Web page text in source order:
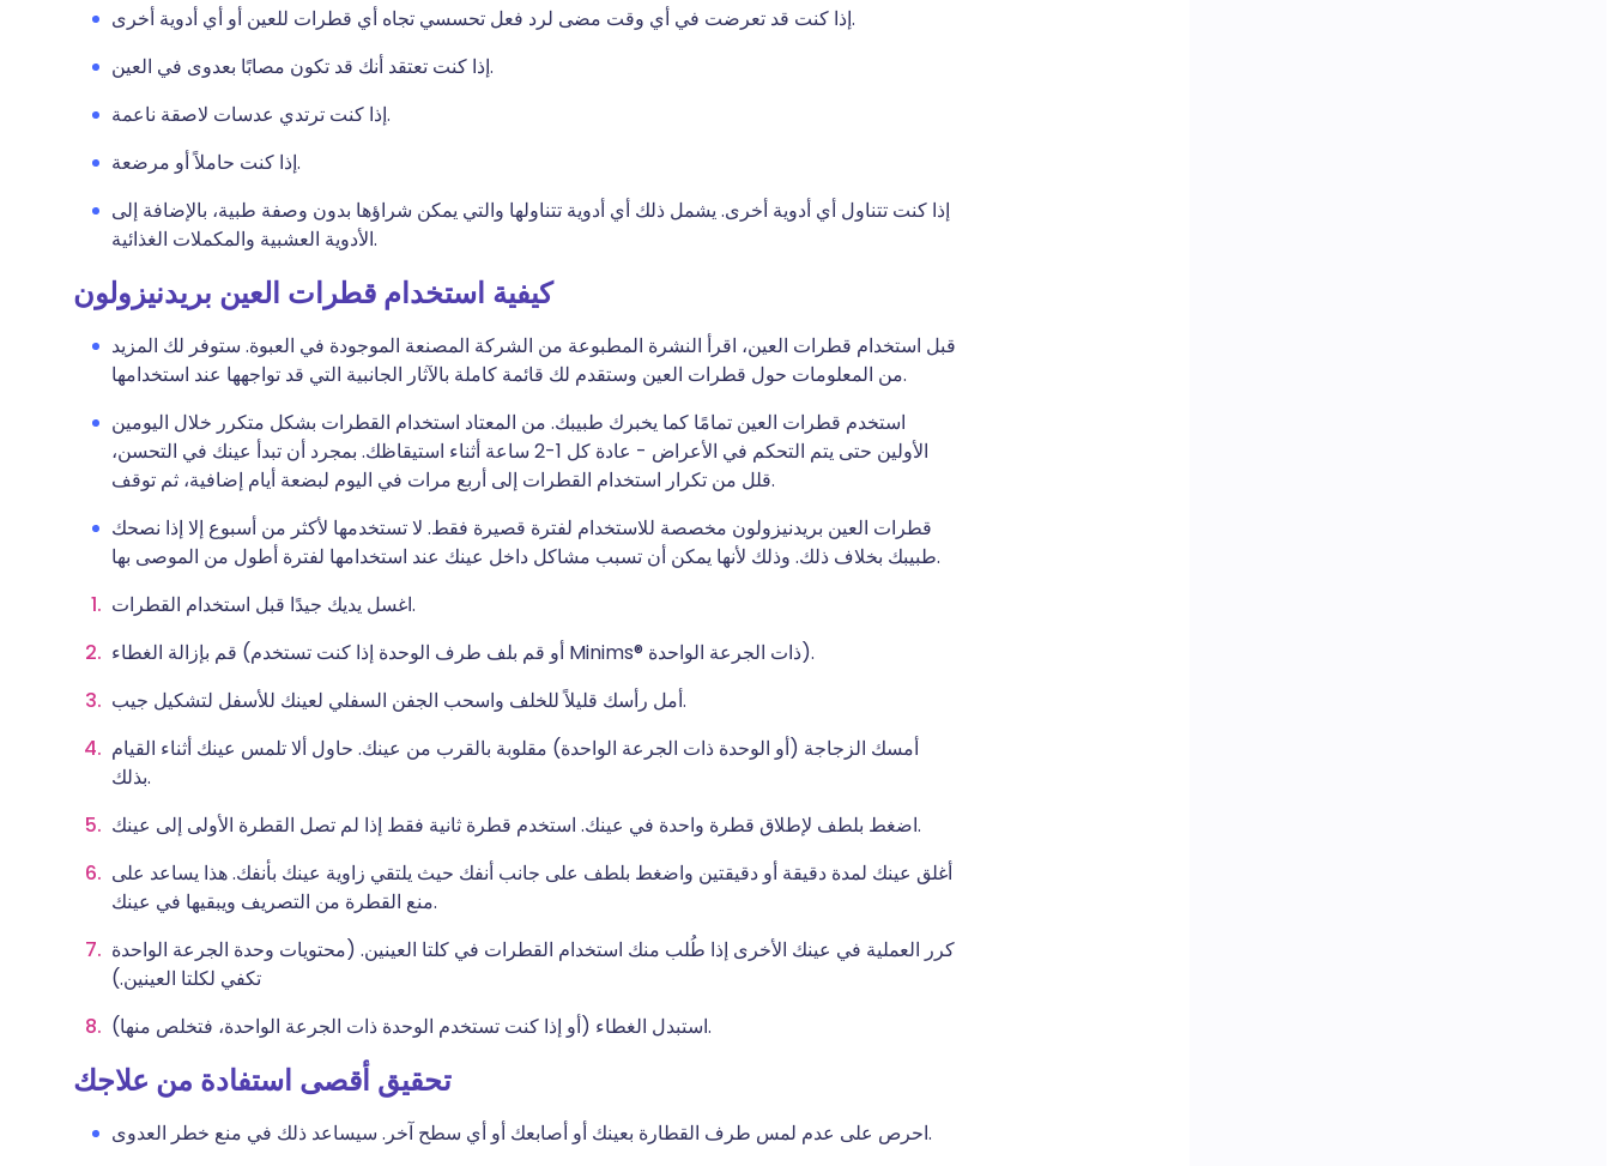
إذا كنت قد تعرضت في أي وقت مضى لرد فعل تحسسي تجاه أي قطرات للعين أو أي أدوية أخرى.
إذا كنت تعتقد أنك قد تكون مصابًا بعدوى في العين.
إذا كنت ترتدي عدسات لاصقة ناعمة.
إذا كنت حاملاً أو مرضعة.
إذا كنت تتناول أي أدوية أخرى. يشمل ذلك أي أدوية تتناولها والتي يمكن شراؤها بدون وصفة طبية، بالإضافة إلى
الأدوية العشبية والمكملات الغذائية.
كيفية استخدام قطرات العين بريدنيزولون
قبل استخدام قطرات العين، اقرأ النشرة المطبوعة من الشركة المصنعة الموجودة في العبوة. ستوفر لك المزيد
من المعلومات حول قطرات العين وستقدم لك قائمة كاملة بالآثار الجانبية التي قد تواجهها عند استخدامها.
استخدم قطرات العين تمامًا كما يخبرك طبيبك. من المعتاد استخدام القطرات بشكل متكرر خلال اليومين
الأولين حتى يتم التحكم في الأعراض - عادة كل 1-2 ساعة أثناء استيقاظك. بمجرد أن تبدأ عينك في التحسن،
قلل من تكرار استخدام القطرات إلى أربع مرات في اليوم لبضعة أيام إضافية، ثم توقف.
قطرات العين بريدنيزولون مخصصة للاستخدام لفترة قصيرة فقط. لا تستخدمها لأكثر من أسبوع إلا إذا نصحك
طبيبك بخلاف ذلك. وذلك لأنها يمكن أن تسبب مشاكل داخل عينك عند استخدامها لفترة أطول من الموصى بها.
اغسل يديك جيدًا قبل استخدام القطرات.
قم بإزالة الغطاء (أو قم بلف طرف الوحدة إذا كنت تستخدم Minims® ذات الجرعة الواحدة).
أمل رأسك قليلاً للخلف واسحب الجفن السفلي لعينك للأسفل لتشكيل جيب.
أمسك الزجاجة (أو الوحدة ذات الجرعة الواحدة) مقلوبة بالقرب من عينك. حاول ألا تلمس عينك أثناء القيام
بذلك.
اضغط بلطف لإطلاق قطرة واحدة في عينك. استخدم قطرة ثانية فقط إذا لم تصل القطرة الأولى إلى عينك.
أغلق عينك لمدة دقيقة أو دقيقتين واضغط بلطف على جانب أنفك حيث يلتقي زاوية عينك بأنفك. هذا يساعد على
منع القطرة من التصريف ويبقيها في عينك.
كرر العملية في عينك الأخرى إذا طُلب منك استخدام القطرات في كلتا العينين. (محتويات وحدة الجرعة الواحدة
تكفي لكلتا العينين.)
استبدل الغطاء (أو إذا كنت تستخدم الوحدة ذات الجرعة الواحدة، فتخلص منها).
تحقيق أقصى استفادة من علاجك
احرص على عدم لمس طرف القطارة بعينك أو أصابعك أو أي سطح آخر. سيساعد ذلك في منع خطر العدوى.